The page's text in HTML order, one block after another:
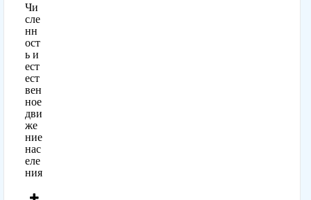
Чи
сле
нн
ост
ь и
ест
ест
вен
ное
дви
же
ние
нас
еле
ния